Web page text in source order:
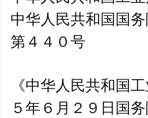
中华人民共和国国
第４４０号
《中华人民共和国
５年６月２９日国